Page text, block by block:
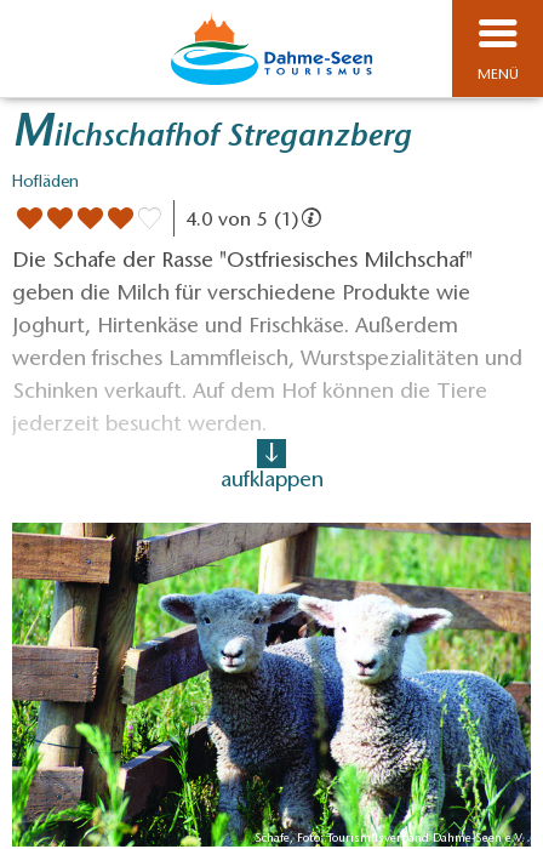
MENÜ
Milchschafhof Streganzberg
Hofläden
4.0 von 5 (1)
Die Schafe der Rasse "Ostfriesisches Milchschaf"
geben die Milch für verschiedene Produkte wie
Joghurt, Hirtenkäse und Frischkäse. Außerdem
werden frisches Lammfleisch, Wurstspezialitäten und
Schinken verkauft. Auf dem Hof können die Tiere
jederzeit besucht werden.
Alle Milchprodukte werden zu100% aus der
Milch der eigenen Tierehergestellt. Alle
Wurstspezialitäten werden aus 100% Lamm - oder
Schaffleisch der eigenen Tiere hergestellt.
aufklappen
Schafe, Foto: Tourismusverband Dahme-Seen e.V.